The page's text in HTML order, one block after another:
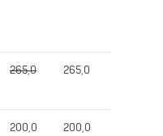
265,0 265,0
200,0 200,0